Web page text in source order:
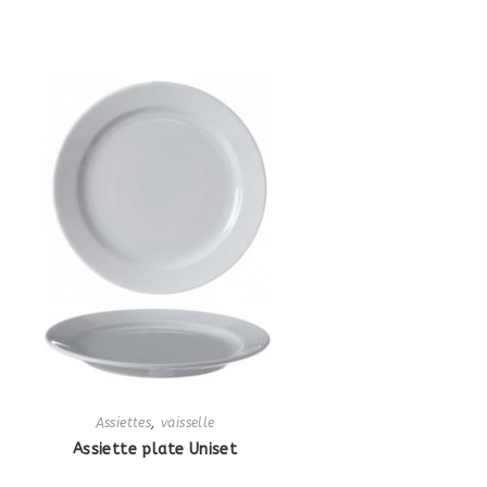
Assiettes vaisselle
Assiette plate Uniset